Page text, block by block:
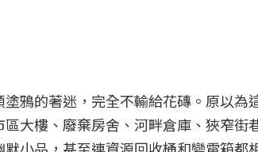
鴉的著迷，完全不輸給花磚。原以
區大樓、廢棄房舍、河畔倉庫、狹窄